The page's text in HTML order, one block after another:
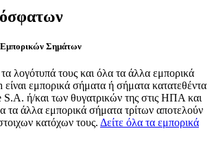
Σημάτων
λογότυπά τους και όλα τα άλλα εμπορικά
εμπορικά σήματα ή σήματα κατατεθέντα
ή/και των θυγατρικών της στις ΗΠΑ και
τα άλλα εμπορικά σήματα τρίτων αποτελούν
κατόχων τους. Δείτε όλα τα εμπορικά